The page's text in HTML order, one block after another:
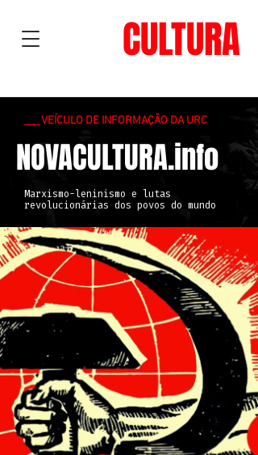
CULTURA
___ VEÍCULO DE INFORMAÇÃO DA URC
NOVACULTURA.info
Marxismo-leninismo e lutas
revolucionárias dos povos do mundo